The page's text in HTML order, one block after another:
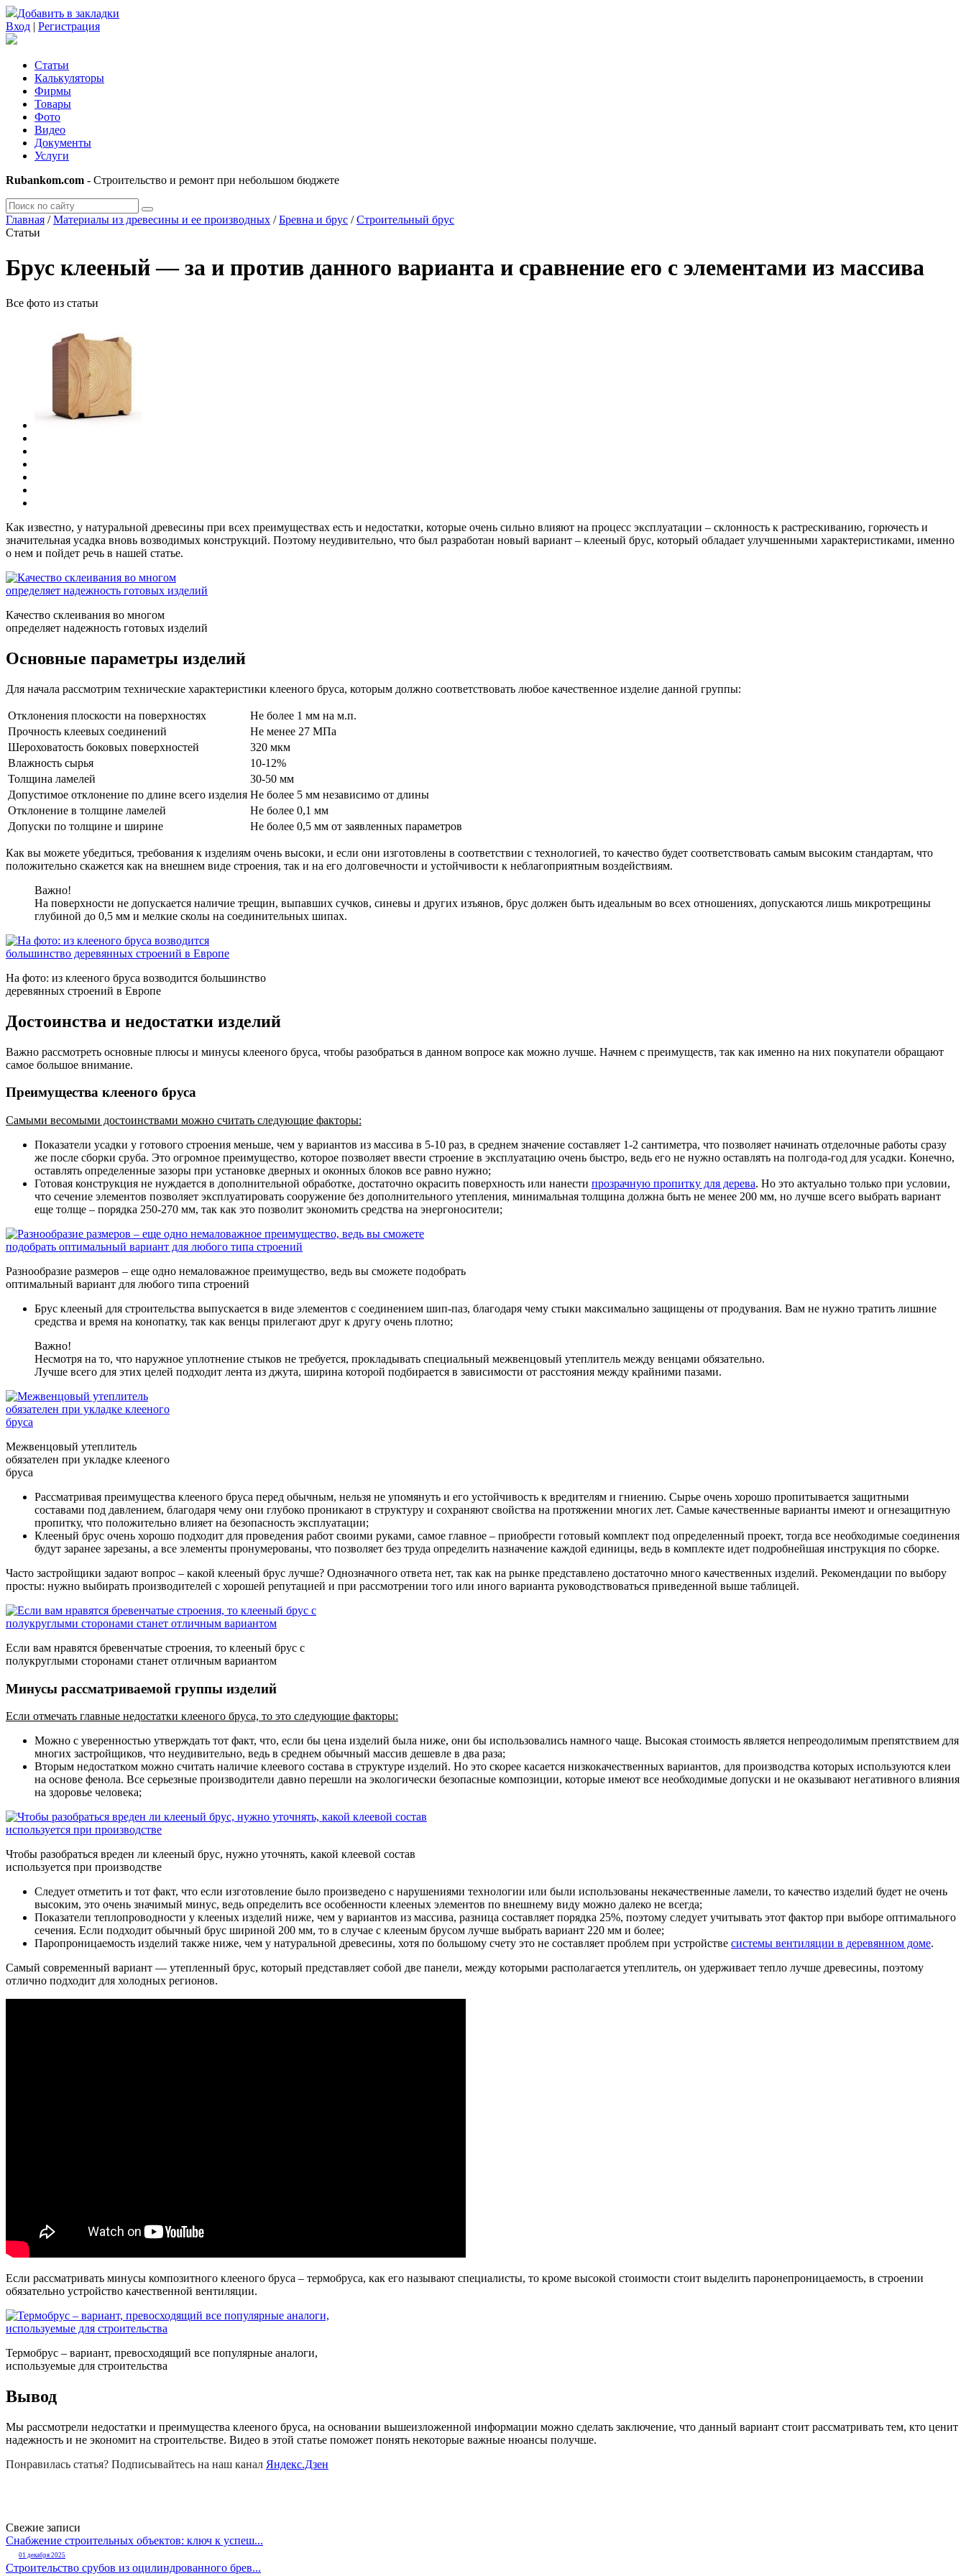
Добавить в закладки
Вход | Регистрация
Статьи
Калькуляторы
Фирмы
Товары
Фото
Видео
Документы
Услуги
Rubankom.com - Строительство и ремонт при небольшом бюджете
Главная /Материалы из древесины и ее производных /Бревна и брус /Строительный брус
Статьи
Брус клееный — за и против данного варианта и сравнение его с элементами из массива
Все фото из статьи
Как известно, у натуральной древесины при всех преимуществах есть и недостатки, которые очень сильно влияют на процесс эксплуатации – склонность к растрескиванию, горючесть и
значительная усадка вновь возводимых конструкций. Поэтому неудивительно, что был разработан новый вариант – клееный брус, который обладает улучшенными характеристиками, именно
о нем и пойдет речь в нашей статье.
Качество склеивания во многом
определяет надежность готовых изделий
Основные параметры изделий
Для начала рассмотрим технические характеристики клееного бруса, которым должно соответствовать любое качественное изделие данной группы:
Отклонения плоскости на поверхностях
Не более 1 мм на м.п.
Прочность клеевых соединений
Не менее 27 МПа
Шероховатость боковых поверхностей
320 мкм
Влажность сырья
10-12%
Толщина ламелей
30-50 мм
Допустимое отклонение по длине всего изделия Не более 5 мм независимо от длины
Отклонение в толщине ламелей
Не более 0,1 мм
Допуски по толщине и ширине
Не более 0,5 мм от заявленных параметров
Как вы можете убедиться, требования к изделиям очень высоки, и если они изготовлены в соответствии с технологией, то качество будет соответствовать самым высоким стандартам, что
положительно скажется как на внешнем виде строения, так и на его долговечности и устойчивости к неблагоприятным воздействиям.
Важно!
На поверхности не допускается наличие трещин, выпавших сучков, синевы и других изъянов, брус должен быть идеальным во всех отношениях, допускаются лишь микротрещины
глубиной до 0,5 мм и мелкие сколы на соединительных шипах.
На фото: из клееного бруса возводится большинство
деревянных строений в Европе
Достоинства и недостатки изделий
Важно рассмотреть основные плюсы и минусы клееного бруса, чтобы разобраться в данном вопросе как можно лучше. Начнем с преимуществ, так как именно на них покупатели обращают
самое большое внимание.
Преимущества клееного бруса
Самыми весомыми достоинствами можно считать следующие факторы:
Показатели усадки у готового строения меньше, чем у вариантов из массива в 5-10 раз, в среднем значение составляет 1-2 сантиметра, что позволяет начинать отделочные работы сразу
же после сборки сруба. Это огромное преимущество, которое позволяет ввести строение в эксплуатацию очень быстро, ведь его не нужно оставлять на полгода-год для усадки. Конечно,
оставлять определенные зазоры при установке дверных и оконных блоков все равно нужно;
Готовая конструкция не нуждается в дополнительной обработке, достаточно окрасить поверхность или нанести прозрачную пропитку для дерева. Но это актуально только при условии,
что сечение элементов позволяет эксплуатировать сооружение без дополнительного утепления, минимальная толщина должна быть не менее 200 мм, но лучше всего выбрать вариант
еще толще – порядка 250-270 мм, так как это позволит экономить средства на энергоносители;
Разнообразие размеров – еще одно немаловажное преимущество, ведь вы сможете подобрать
оптимальный вариант для любого типа строений
Брус клееный для строительства выпускается в виде элементов с соединением шип-паз, благодаря чему стыки максимально защищены от продувания. Вам не нужно тратить лишние
средства и время на конопатку, так как венцы прилегают друг к другу очень плотно;
Важно!
Несмотря на то, что наружное уплотнение стыков не требуется, прокладывать специальный межвенцовый утеплитель между венцами обязательно.
Лучше всего для этих целей подходит лента из джута, ширина которой подбирается в зависимости от расстояния между крайними пазами.
Межвенцовый утеплитель
обязателен при укладке клееного
бруса
Рассматривая преимущества клееного бруса перед обычным, нельзя не упомянуть и его устойчивость к вредителям и гниению. Сырье очень хорошо пропитывается защитными
составами под давлением, благодаря чему они глубоко проникают в структуру и сохраняют свойства на протяжении многих лет. Самые качественные варианты имеют и огнезащитную
пропитку, что положительно влияет на безопасность эксплуатации;
Клееный брус очень хорошо подходит для проведения работ своими руками, самое главное – приобрести готовый комплект под определенный проект, тогда все необходимые соединения
будут заранее зарезаны, а все элементы пронумерованы, что позволяет без труда определить назначение каждой единицы, ведь в комплекте идет подробнейшая инструкция по сборке.
Часто застройщики задают вопрос – какой клееный брус лучше? Однозначного ответа нет, так как на рынке представлено достаточно много качественных изделий. Рекомендации по выбору
просты: нужно выбирать производителей с хорошей репутацией и при рассмотрении того или иного варианта руководствоваться приведенной выше таблицей.
Если вам нравятся бревенчатые строения, то клееный брус с
полукруглыми сторонами станет отличным вариантом
Минусы рассматриваемой группы изделий
Если отмечать главные недостатки клееного бруса, то это следующие факторы:
Можно с уверенностью утверждать тот факт, что, если бы цена изделий была ниже, они бы использовались намного чаще. Высокая стоимость является непреодолимым препятствием для
многих застройщиков, что неудивительно, ведь в среднем обычный массив дешевле в два раза;
Вторым недостатком можно считать наличие клеевого состава в структуре изделий. Но это скорее касается низкокачественных вариантов, для производства которых используются клеи
на основе фенола. Все серьезные производители давно перешли на экологически безопасные композиции, которые имеют все необходимые допуски и не оказывают негативного влияния
на здоровье человека;
Чтобы разобраться вреден ли клееный брус, нужно уточнять, какой клеевой состав
используется при производстве
Следует отметить и тот факт, что если изготовление было произведено с нарушениями технологии или были использованы некачественные ламели, то качество изделий будет не очень
высоким, это очень значимый минус, ведь определить все особенности клееных элементов по внешнему виду можно далеко не всегда;
Показатели теплопроводности у клееных изделий ниже, чем у вариантов из массива, разница составляет порядка 25%, поэтому следует учитывать этот фактор при выборе оптимального
сечения. Если подходит обычный брус шириной 200 мм, то в случае с клееным брусом лучше выбрать вариант 220 мм и более;
Паропроницаемость изделий также ниже, чем у натуральной древесины, хотя по большому счету это не составляет проблем при устройстве системы вентиляции в деревянном доме.
Самый современный вариант — утепленный брус, который представляет собой две панели, между которыми располагается утеплитель, он удерживает тепло лучше древесины, поэтому
отлично подходит для холодных регионов.
Если рассматривать минусы композитного клееного бруса – термобруса, как его называют специалисты, то кроме высокой стоимости стоит выделить паронепроницаемость, в строении
обязательно устройство качественной вентиляции.
Термобрус – вариант, превосходящий все популярные аналоги,
используемые для строительства
Вывод
Мы рассмотрели недостатки и преимущества клееного бруса, на основании вышеизложенной информации можно сделать заключение, что данный вариант стоит рассматривать тем, кто ценит
надежность и не экономит на строительстве. Видео в этой статье поможет понять некоторые важные нюансы получше.
Понравилась статья? Подписывайтесь на наш канал Яндекс.Дзен
Свежие записи
Снабжение строительных объектов: ключ к успеш...
01 декабря 2025
Строительство срубов из оцилиндрованного брев...